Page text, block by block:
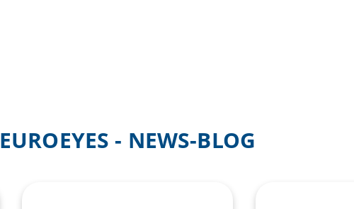
EUROEYES - NEWS-BLOG